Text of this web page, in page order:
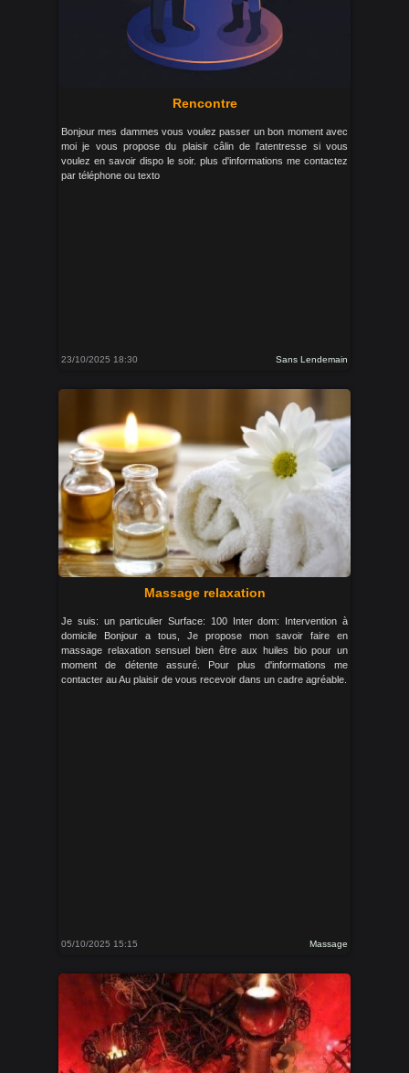
Rencontre
Bonjour mes dammes vous voulez passer un bon moment avec
moi je vous propose du plaisir câlin de l'atentresse si vous
voulez en savoir dispo le soir. plus d'informations me contactez
par téléphone ou texto
23/10/2025 18:30 Sans Lendemain
Massage relaxation
Je suis: un particulier Surface: 100 Inter dom: Intervention à
domicile Bonjour a tous, Je propose mon savoir faire en
massage relaxation sensuel bien être aux huiles bio pour un
moment de détente assuré. Pour plus d'informations me
contacter au Au plaisir de vous recevoir dans un cadre agréable.
05/10/2025 15:15 Massage